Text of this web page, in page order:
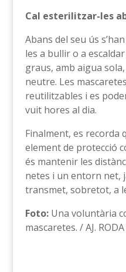
Cal esterilitzar-les
Abans del seu ús
les a bullir o a
graus, amb aigua
neutre. Les
reutilitzables i es
vuit hores al dia.
Finalment, es recorda
element de protecció
és mantenir les
netes i un entorn net,
transmet, sobretot, a
Foto:Una voluntària
mascaretes. / AJ. RODA